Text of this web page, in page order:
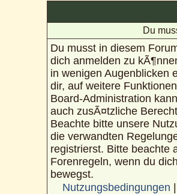
Du
Du musst in diesem
dich anmelden zu
in wenigen Augenblicken
dir, auf weitere
Board-Administration
auch zusÃ¤tzliche
Beachte bitte unsere
die verwandten
registrierst. Bitte beachte
Forenregeln, wenn du
bewegst.
Nutzungsbedingungen |